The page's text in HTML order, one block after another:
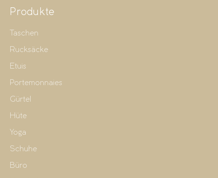
Produkte
Taschen
Rucksäcke
Etuis
Portemonnaies
Gürtel
Hüte
Yoga
Schuhe
Büro